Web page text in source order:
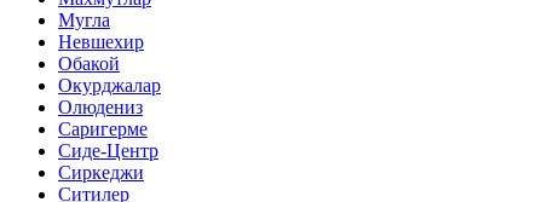
Мугла
Невшехир
Обакой
Окурджалар
Олюдениз
Саригерме
Сиде-Центр
Сиркеджи
Ситилер